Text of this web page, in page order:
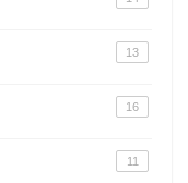
13
16
11